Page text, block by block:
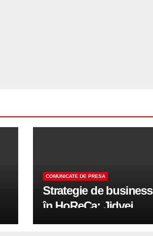
COMUNICATE DE PRESA
Strategie de business
în HoReCa: Jidvei
transformă terasele în